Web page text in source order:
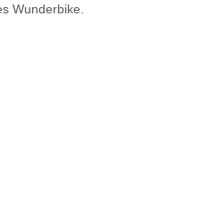
Wunderbike.